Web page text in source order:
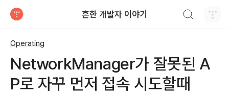
흔한 개발자 이야기
Operating
NetworkManager가 잘못된 A
P로 자꾸 먼저 접속 시도할때